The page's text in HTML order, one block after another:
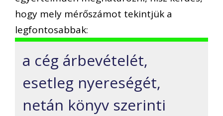
hogy mely mérőszámot tekintjük a
legfontosabbak:
a cég árbevételét,
esetleg nyereségét,
netán könyv szerinti